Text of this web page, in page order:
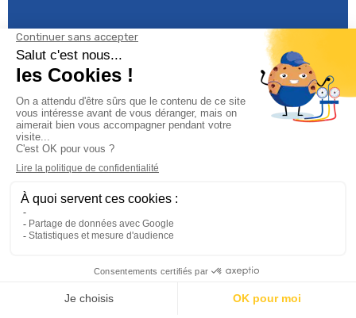
Informations
Climservice
Informations